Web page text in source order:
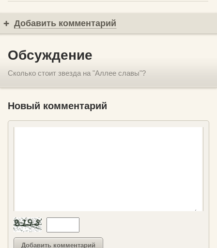
Добавить комментарий
Обсуждение
Сколько стоит звезда на "Аллее славы"?
Новый комментарий